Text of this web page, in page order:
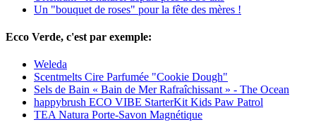
Un "bouquet de roses" pour la fête des mères !
Ecco Verde, c'est par exemple:
Weleda
Scentmelts Cire Parfumée "Cookie Dough"
Sels de Bain « Bain de Mer Rafraîchissant » - The Ocean
happybrush ECO VIBE StarterKit Kids Paw Patrol
TEA Natura Porte-Savon Magnétique